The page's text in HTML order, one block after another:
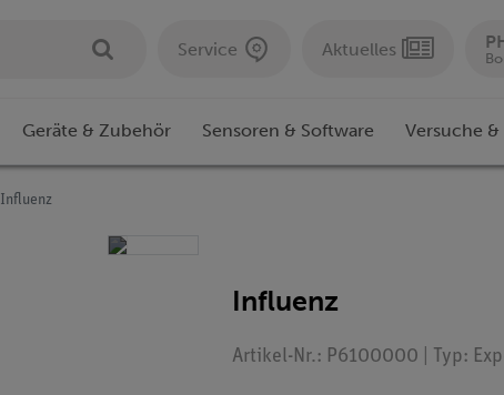
Service Aktuelles
Geräte & Zubehör Sensoren & Software Versuche &
Influenz
Influenz
Artikel-Nr.: P6100000 | Typ: